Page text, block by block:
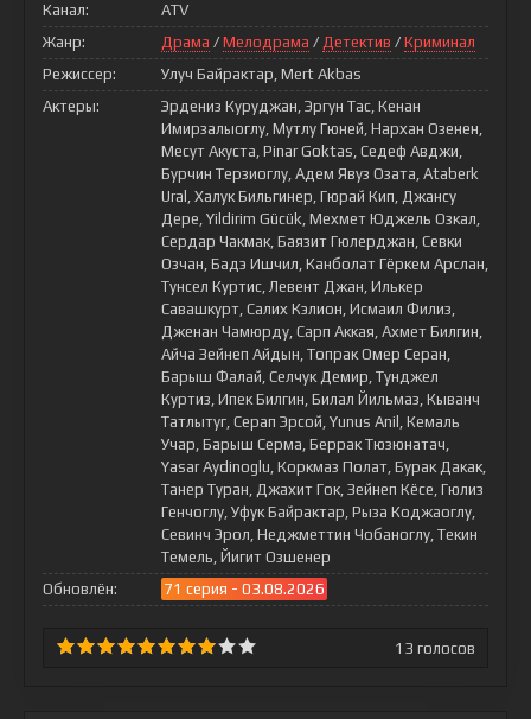
Канал:
ATV
Жанр:
Драма / Мелодрама / Детектив / Криминал
Режиссер:
Улуч Байрактар, Mert Akbas
Актеры:
Эрдениз Куруджан, Эргун Тас, Кенан
Имирзалыоглу, Мутлу Гюней, Нархан Озенен,
Месут Акуста, Pinar Goktas, Седеф Авджи,
Бурчин Терзиоглу, Адем Явуз Озата, Ataberk
Ural, Халук Бильгинер, Гюрай Кип, Джансу
Дере, Yildirim Gücük, Мехмет Юджель Озкал,
Сердар Чакмак, Баязит Гюлерджан, Севки
Озчан, Бадэ Ишчил, Канболат Гёркем Арслан,
Тунсел Куртис, Левент Джан, Илькер
Савашкурт, Салих Кэлион, Исмаил Филиз,
Дженан Чамюрду, Сарп Аккая, Ахмет Билгин,
Айча Зейнеп Айдын, Топрак Омер Серан,
Барыш Фалай, Селчук Демир, Тунджел
Куртиз, Ипек Билгин, Билал Йильмаз, Кыванч
Татлытуг, Серап Эрсой, Yunus Anil, Кемаль
Учар, Барыш Серма, Беррак Тюзюнатач,
Yasar Aydinoglu, Коркмаз Полат, Бурак Дакак,
Танер Туран, Джахит Гок, Зейнеп Кёсе, Гюлиз
Генчоглу, Уфук Байрактар, Рыза Коджаоглу,
Севинч Эрол, Неджметтин Чобаноглу, Текин
Темель, Йигит Озшенер
Обновлён:
71 серия - 03.08.2026
13 голосов